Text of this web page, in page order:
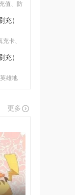
值、防
充）
充卡、
充）
雄地
更多